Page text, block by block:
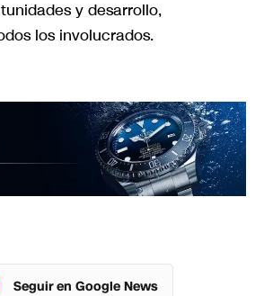
y desarrollo,
los involucrados.
Seguir en Google News